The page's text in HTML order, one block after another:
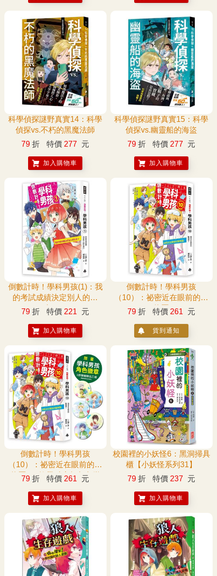
科學偵探謎野真實14：科學
偵探vs.不朽的黑魔法師
79 折 特價 277 元
加入購物車
科學偵探謎野真實15：科學
偵探vs.幽靈船的海盜
79 折 特價 277 元
加入購物車
倒數計時！學科男孩(1)：我
的考試成績決定別人的生
命！？
79 折 特價 221 元
加入購物車
倒數計時！學科男孩
（10）：祕密近在眼前的動
物園
79 折 特價 261 元
貨到通知
倒數計時！學科男孩
（10）：祕密近在眼前的動
物園（5款學科少年角色徽
贈品版】
79 折 特價 261 元
加入購物車
校園裡的小妖怪6：黑洞掃具
櫃【小妖怪系列31】
79 折 特價 237 元
加入購物車